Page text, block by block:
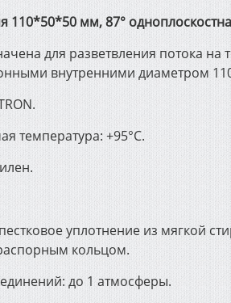
110*50*50 мм, 87°
для разветвления потока
внутренними диаметром
температура: +95°С.
уплотнение из мягкой
кольцом.
до 1 атмосферы.